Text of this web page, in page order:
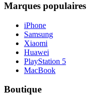
Marques populaires
iPhone
Samsung
Xiaomi
Huawei
PlayStation 5
MacBook
Boutique